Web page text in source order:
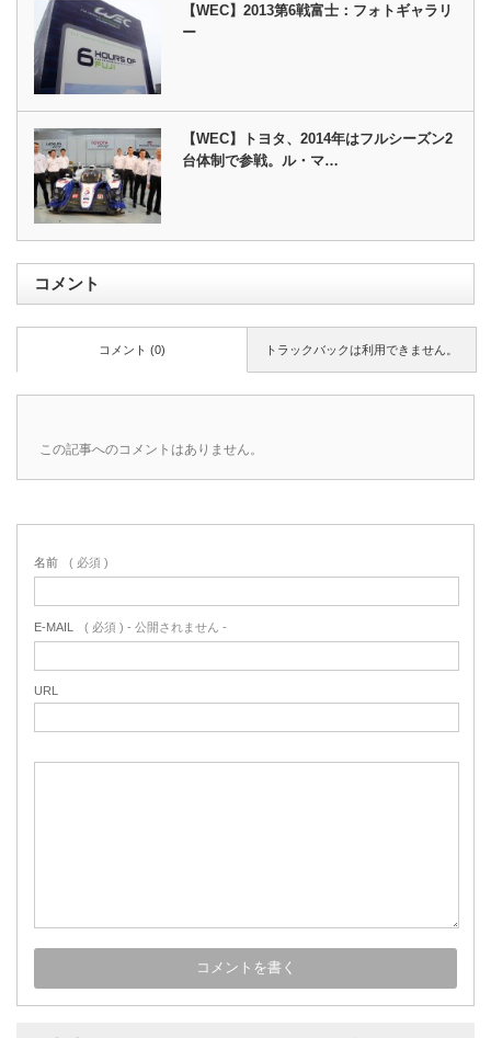
【WEC】2013第6戦富士：フォトギャラリ
ー
【WEC】トヨタ、2014年はフルシーズン2
台体制で参戦。ル・マ…
コメント
トラックバックは利用できません。
コメント (0)
この記事へのコメントはありません。
名前 ( 必須 )
E-MAIL ( 必須 ) - 公開されません -
URL